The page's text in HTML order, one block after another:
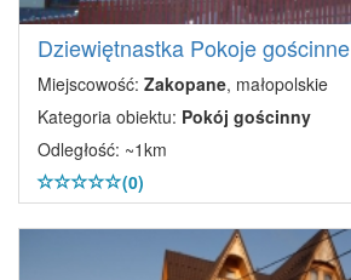
Dziewiętnastka Pokoje gościnne
Miejscowość: Zakopane, małopolskie
Kategoria obiektu: Pokój gościnny
Odległość: ~1km
(0)